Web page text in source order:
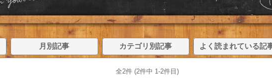
月別記事 カテゴリ別記事 よく読まれている記
全2件 (2件中 1-2件目)